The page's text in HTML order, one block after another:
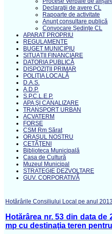
Declaraţii de avere CL
Rapoarte de activitate
Anunţ consultare publică
Convocare Şedinţe CL
APARAT PROPRIU
REGULAMENTE
BUGET MUNICIPIU
SITUAŢII FINANCIARE
DATORIA PUBLICĂ
DISPOZIŢII PRIMAR
POLIŢIA LOCALĂ
D.A.S.
A.D.P.
S.P.C.L.E.P.
APA ŞI CANALIZARE
TRANSPORT URBAN
ACVATERM
FORSE
CSM Rm Sărat
ORAŞUL NOSTRU
CETĂŢENI
Biblioteca Municipală
Casa de Cultură
Muzeul Municipal
STRATEGIE DEZVOLTARE
GUV. CORPORATIVĂ
Hotărârile Consiliului Local pe anul 2013
Hotărârea nr. 53 din data
mp cu destinaţia teren